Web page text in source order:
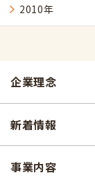
2010年
企業理念
新着情報
事業内容